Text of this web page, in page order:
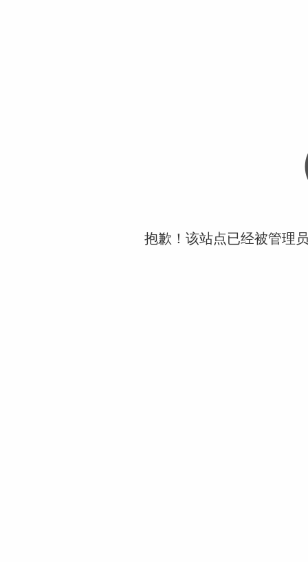
抱歉！该站点已经被管理